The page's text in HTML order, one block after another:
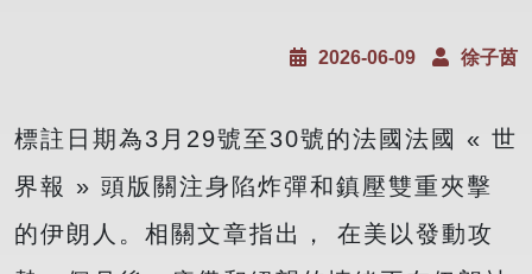
2026-06-09 徐子茵
標註日期為3月29號至30號的法國法國 « 世
界報 » 頭版關注身陷炸彈和鎮壓雙重夾擊
的伊朗人。相關文章指出， 在美以發動攻